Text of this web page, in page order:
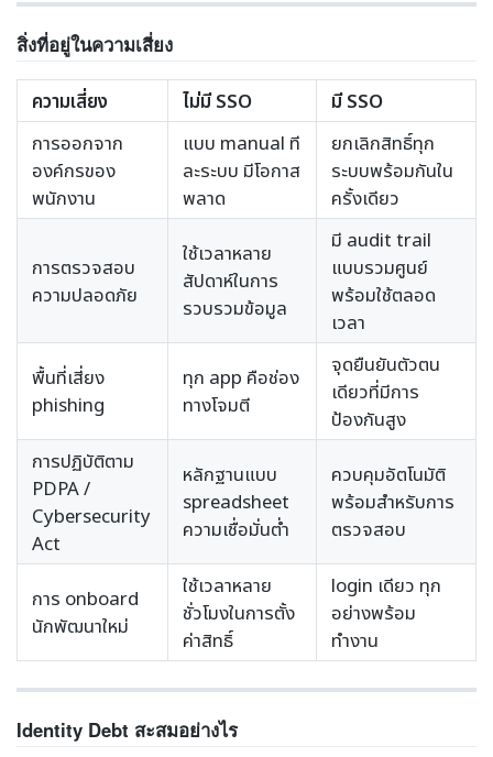
สิ่งที่อยู่ในความเสี่ยง
ความเสี่ยง ไม่มี SSO
มี SSO
การออกจาก
องค์กรของ
พนักงาน
แบบ manual ที
ละระบบ มีโอกาส
พลาด
ยกเลิกสิทธิ์ทุก
ระบบพร้อมกันใน
ครั้งเดียว
การตรวจสอบ
ความปลอดภัย
ใช้เวลาหลาย
สัปดาห์ในการ
รวบรวมข้อมูล
มี audit trail
แบบรวมศูนย์
พร้อมใช้ตลอด
เวลา
พื้นที่เสี่ยง
phishing
ทุก app คือช่อง
ทางโจมตี
จุดยืนยันตัวตน
เดียวที่มีการ
ป้องกันสูง
การปฏิบัติตาม
PDPA /
Cybersecurity
Act
หลักฐานแบบ
spreadsheet
ความเชื่อมั่นต่ำ
ควบคุมอัตโนมัติ
พร้อมสำหรับการ
ตรวจสอบ
การ onboard
นักพัฒนาใหม่
ใช้เวลาหลาย
ชั่วโมงในการตั้ง
ค่าสิทธิ์
login เดียว ทุก
อย่างพร้อม
ทำงาน
Identity Debt สะสมอย่างไร